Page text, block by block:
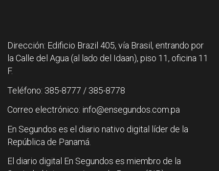
Dirección: Edificio Brazil 405, vía Brasil, entrando por
la Calle del Agua (al lado del Idaan), piso 11, oficina 11
F.
Teléfono: 385-8777 / 385-8778
Correo electrónico: info@ensegundos.com.pa
En Segundos es el diario nativo digital líder de la
República de Panamá.
El diario digital En Segundos es miembro de la